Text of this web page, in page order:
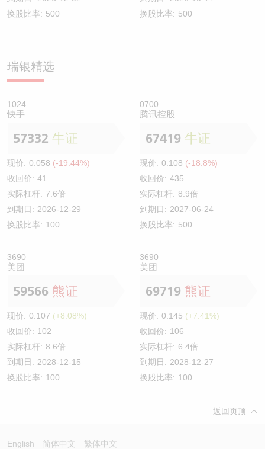
换股比率: 500
换股比率: 500
瑞银精选
1024
快手
57332 牛证
现价: 0.058 (-19.44%)
收回价: 41
实际杠杆: 7.6倍
到期日: 2026-12-29
换股比率: 100
0700
腾讯控股
67419 牛证
现价: 0.108 (-18.8%)
收回价: 435
实际杠杆: 8.9倍
到期日: 2027-06-24
换股比率: 500
3690
美团
59566 熊证
现价: 0.107 (+8.08%)
收回价: 102
实际杠杆: 8.6倍
到期日: 2028-12-15
换股比率: 100
3690
美团
69719 熊证
现价: 0.145 (+7.41%)
收回价: 106
实际杠杆: 6.4倍
到期日: 2028-12-27
换股比率: 100
返回页顶
English 简体中文 繁体中文